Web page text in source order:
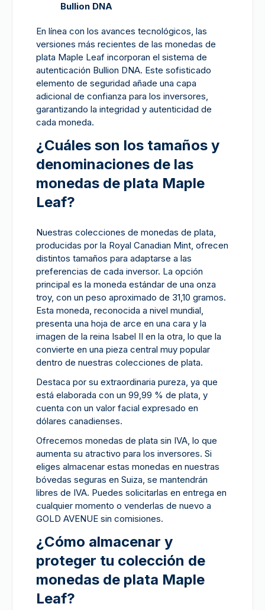
Bullion DNA
En línea con los avances tecnológicos, las
versiones más recientes de las monedas de
plata Maple Leaf incorporan el sistema de
autenticación Bullion DNA. Este sofisticado
elemento de seguridad añade una capa
adicional de confianza para los inversores,
garantizando la integridad y autenticidad de
cada moneda.
¿Cuáles son los tamaños y
denominaciones de las
monedas de plata Maple
Leaf?
Nuestras colecciones de monedas de plata,
producidas por la Royal Canadian Mint, ofrecen
distintos tamaños para adaptarse a las
preferencias de cada inversor. La opción
principal es la moneda estándar de una onza
troy, con un peso aproximado de 31,10 gramos.
Esta moneda, reconocida a nivel mundial,
presenta una hoja de arce en una cara y la
imagen de la reina Isabel II en la otra, lo que la
convierte en una pieza central muy popular
dentro de nuestras colecciones de plata.
Destaca por su extraordinaria pureza, ya que
está elaborada con un 99,99 % de plata, y
cuenta con un valor facial expresado en
dólares canadienses.
Ofrecemos monedas de plata sin IVA, lo que
aumenta su atractivo para los inversores. Si
eliges almacenar estas monedas en nuestras
bóvedas seguras en Suiza, se mantendrán
libres de IVA. Puedes solicitarlas en entrega en
cualquier momento o venderlas de nuevo a
GOLD AVENUE sin comisiones.
¿Cómo almacenar y
proteger tu colección de
monedas de plata Maple
Leaf?